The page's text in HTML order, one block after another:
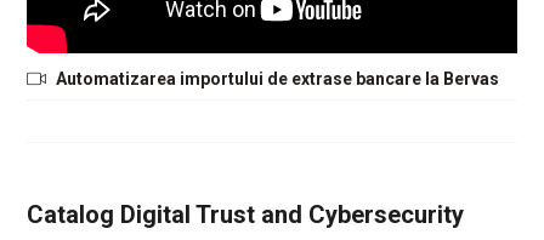
Automatizarea importului de extrase bancare la Bervas
Catalog Digital Trust and Cybersecurity